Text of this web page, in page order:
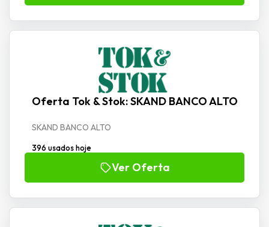
Oferta Tok & Stok: SKAND BANCO ALTO
SKAND BANCO ALTO
396 usados hoje
Ver Oferta